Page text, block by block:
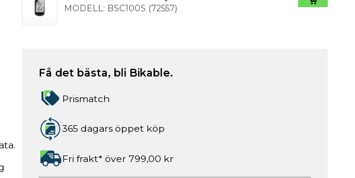
MODELL: BSC100S (72557)
Få det bästa, bli Bikable.
Prismatch
365 dagars öppet köp
Fri frakt* över 799,00 kr